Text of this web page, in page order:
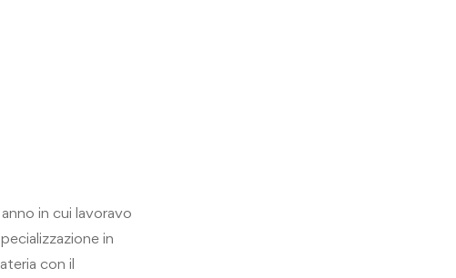
in cui lavoravo
in
con il